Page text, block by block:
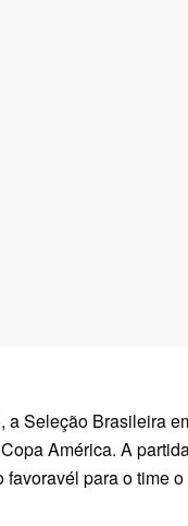
a Seleção Brasileira
América. A
para o time